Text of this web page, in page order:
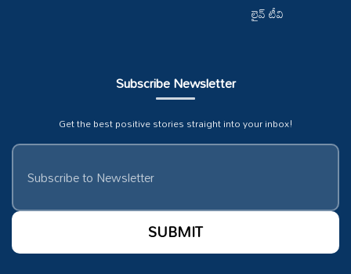
లైవ్ టీవి
Subscribe Newsletter
Get the best positive stories straight into your inbox!